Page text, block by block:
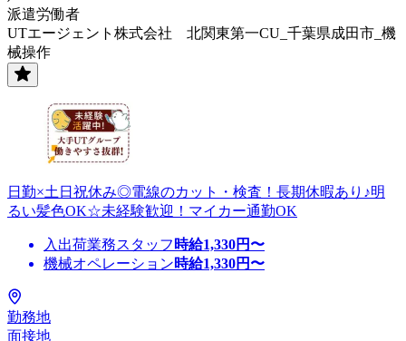
派遣労働者
UTエージェント株式会社 北関東第一CU_千葉県成田市_機
械操作
日勤×土日祝休み◎電線のカット・検査！長期休暇あり♪明
るい髪色OK☆未経験歓迎！マイカー通勤OK
入出荷業務スタッフ 時給1,330円〜
機械オペレーション時給1,330円〜
勤務地
面接地